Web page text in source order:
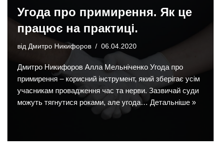
Угода про примирення. Як це
працює на практиці.
від Дмитро Никифоров 06.04.2020
Дмитро Никифоров Алла Мельніченко Угода про
примирення – корисний інструмент, який зберігає усім
учасникам провадження час та нерви. Зазвичай суди
можуть тягнутися роками, але угода…Детальніше »